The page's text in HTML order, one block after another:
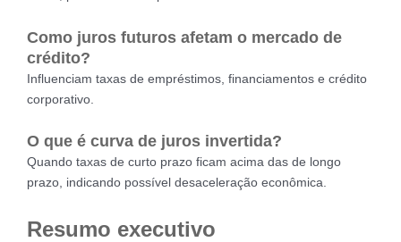
Como juros futuros afetam o mercado de
crédito?
Influenciam taxas de empréstimos, financiamentos e crédito
corporativo.
O que é curva de juros invertida?
Quando taxas de curto prazo ficam acima das de longo
prazo, indicando possível desaceleração econômica.
Resumo executivo